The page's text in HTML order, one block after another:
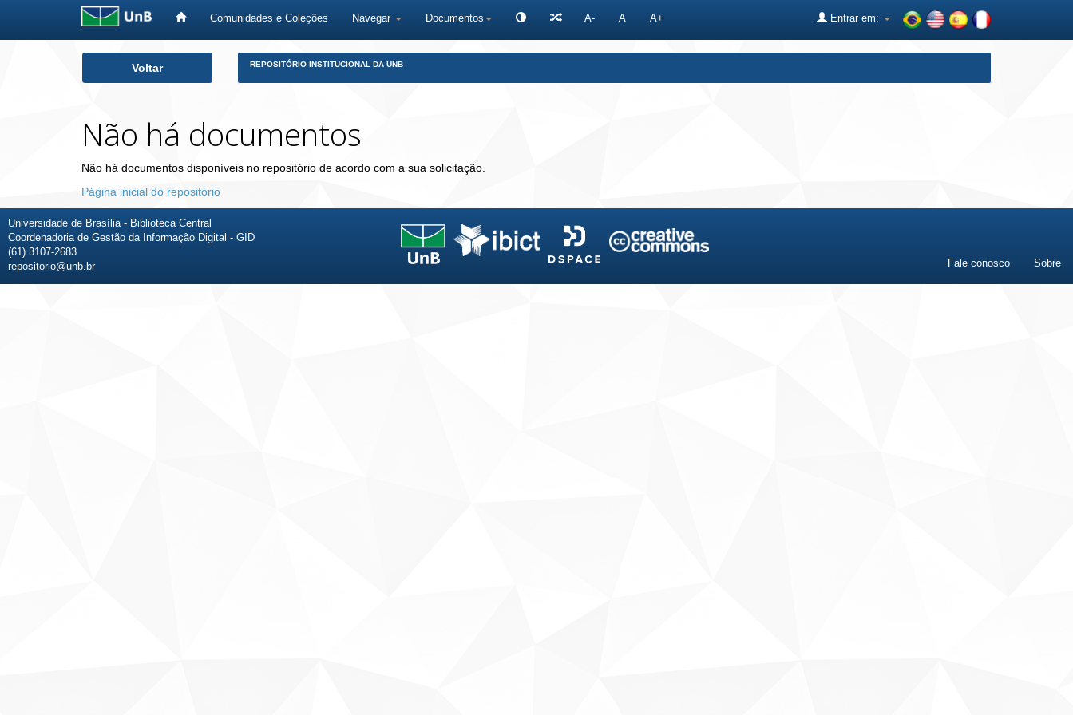
Comunidades e Coleções Navegar Documentos A- A A+ Entrar em:
Voltar REPOSITÓRIO INSTITUCIONAL DA UNB
Não há documentos
Não há documentos disponíveis no repositório de acordo com a sua solicitação.
Página inicial do repositório
Universidade de Brasília - Biblioteca Central
Coordenadoria de Gestão da Informação Digital - GID
(61) 3107-2683
repositorio@unb.br
Fale conosco Sobre